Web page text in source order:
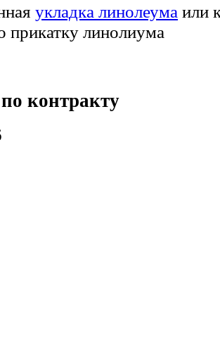
укладка линолеума или
прикатку линолиума
по контракту